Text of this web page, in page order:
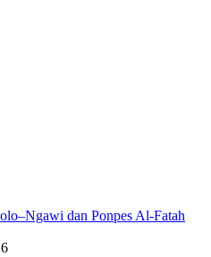
dan Ponpes Al-Fatah